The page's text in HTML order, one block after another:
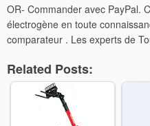
OR- Commander avec PayPal.
électrogène en toute
comparateur . Les experts de
Related Posts: